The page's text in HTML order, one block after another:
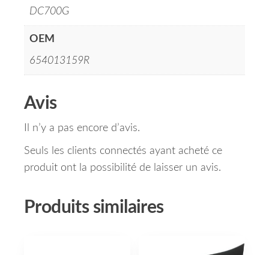
DC700G
OEM
654013159R
Avis
Il n’y a pas encore d’avis.
Seuls les clients connectés ayant acheté ce
produit ont la possibilité de laisser un avis.
Produits similaires